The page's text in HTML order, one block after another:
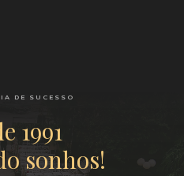
DE SUCESSO
1991
sonhos!